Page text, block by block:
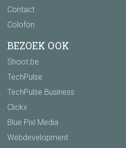
Contact
Colofon
BEZOEK OOK
Shoot.be
TechPulse
TechPulse Business
Clickx
Blue Pixl Media
Webdevelopment